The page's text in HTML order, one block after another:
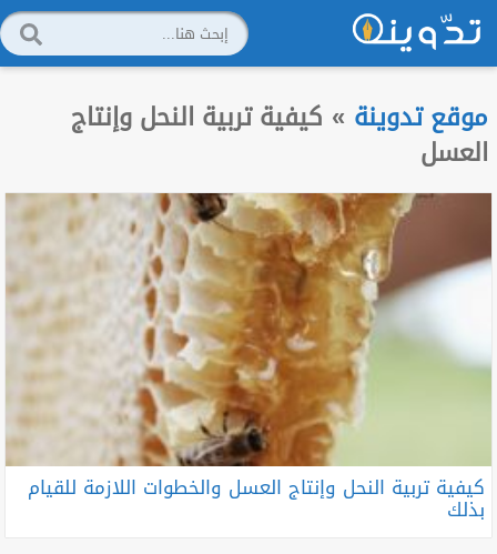
موقع تدوينة » كيفية تربية النحل وإنتاج
العسل
كيفية تربية النحل وإنتاج العسل والخطوات اللازمة للقيام
بذلك